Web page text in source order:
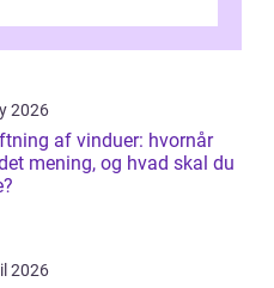
2026
af vinduer: hvornår
mening, og hvad skal du
2026